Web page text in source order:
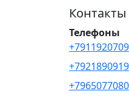
Контакты
Телефоны